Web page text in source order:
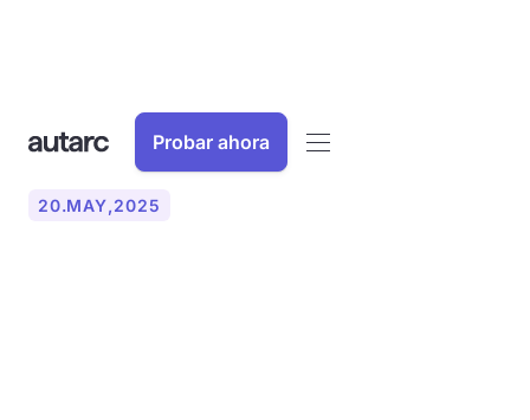
Probar ahora
20.MAY,2025